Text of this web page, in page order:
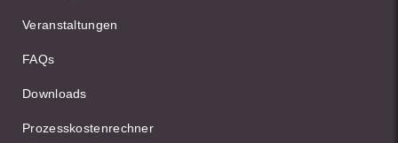
Veranstaltungen
FAQs
Downloads
Prozesskostenrechner